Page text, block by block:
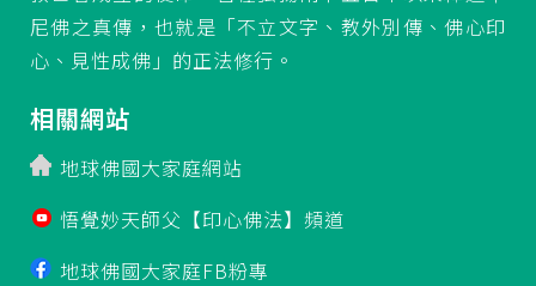
尼佛之真傳，也就是「不立文字、教外別傳、佛心印
心、見性成佛」的正法修行。
相關網站
地球佛國大家庭網站
悟覺妙天師父【印心佛法】頻道
地球佛國大家庭FB粉專